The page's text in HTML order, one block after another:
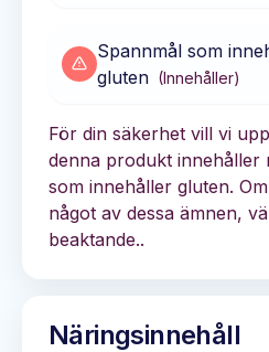
Spannmål som
gluten (Innehåller)
För din säkerhet vill vi
denna produkt innehåller
som innehåller gluten.
något av dessa ämnen,
beaktande..
Näringsinnehåll